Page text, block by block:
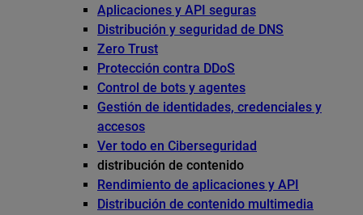
Aplicaciones y API seguras
Distribución y seguridad de DNS
Zero Trust
Protección contra DDoS
Control de bots y agentes
Gestión de identidades, credenciales y
accesos
Ver todo en Ciberseguridad
distribución de contenido
Rendimiento de aplicaciones y API
Distribución de contenido multimedia